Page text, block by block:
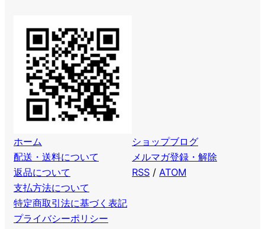
ホーム
配送・送料について
返品について
支払方法について
特定商取引法に基づく表記
プライバシーポリシー
ショップブログ
メルマガ登録・解除
RSS / ATOM